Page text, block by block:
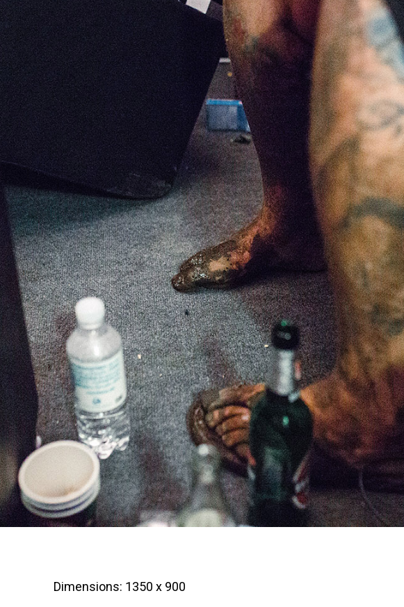
Dimensions: 1350 x 900